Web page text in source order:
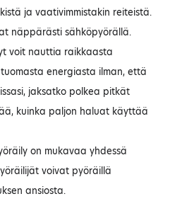
ja vaativimmistakin reiteistä.
näppärästi sähköpyörällä.
voit nauttia raikkaasta
energiasta ilman, että
jaksatko polkea pitkät
kuinka paljon haluat käyttää
on mukavaa yhdessä
voivat pyöräillä
ansiosta.